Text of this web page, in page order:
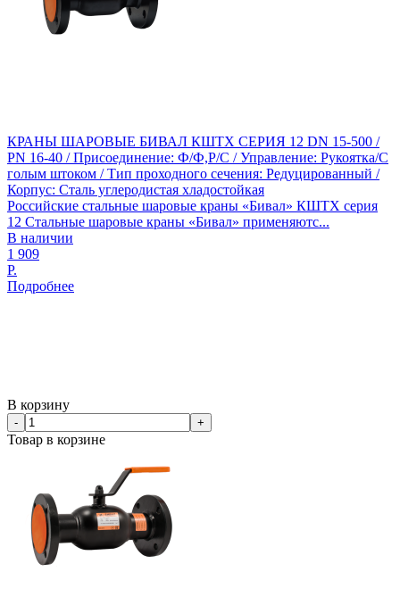
КРАНЫ ШАРОВЫЕ БИВАЛ КШТХ СЕРИЯ 12 DN 15-500 /
PN 16-40 / Присоединение: Ф/Ф,Р/С / Управление: Рукоятка/С
голым штоком / Тип проходного сечения: Редуцированный /
Корпус: Сталь углеродистая хладостойкая
Российские стальные шаровые краны «Бивал» КШТХ серия
12 Стальные шаровые краны «Бивал» применяютс...
В наличии
1 909
Р.
Подробнее
В корзину
- +
Товар в корзине